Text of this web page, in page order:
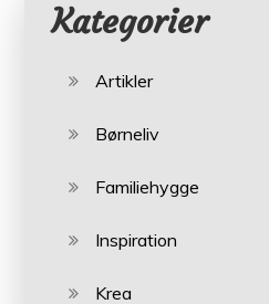
Kategorier
Artikler
Børneliv
Familiehygge
Inspiration
Krea